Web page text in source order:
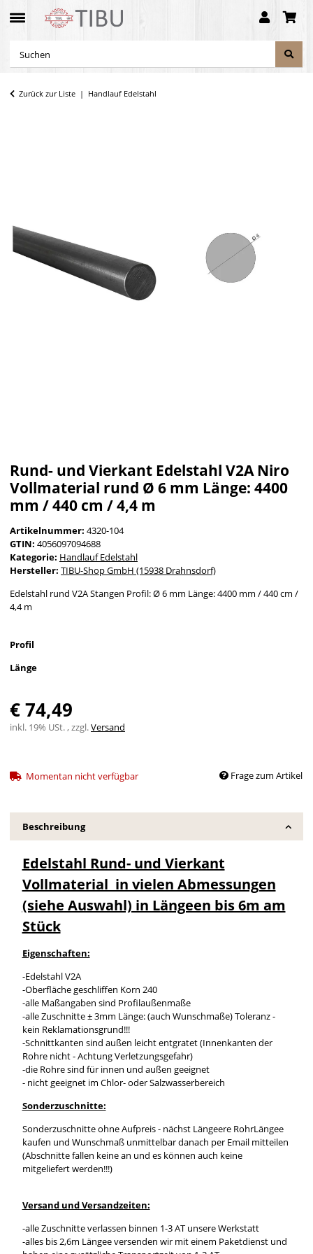
Zurück zur Liste Handlauf Edelstahl
Rund- und Vierkant Edelstahl V2A Niro
Vollmaterial rund Ø 6 mm Länge: 4400
mm / 440 cm / 4,4 m
Artikelnummer: 4320-104
GTIN: 4056097094688
Kategorie: Handlauf Edelstahl
Hersteller: TIBU-Shop GmbH (15938 Drahnsdorf)
Edelstahl rund V2A Stangen Profil: Ø 6 mm Länge: 4400 mm / 440 cm /
4,4 m
Profil
Länge
€ 74,49
inkl. 19% USt. , zzgl.Versand
Momentan nicht verfügbar Frage zum Artikel
Beschreibung
Edelstahl Rund- und Vierkant
Vollmaterial in vielen Abmessungen
(siehe Auswahl) in Längeen bis 6m am
Stück
Eigenschaften:
-Edelstahl V2A
-Oberfläche geschliffen Korn 240
-alle Maßangaben sind Profilaußenmaße
-alle Zuschnitte ± 3mm Länge: (auch Wunschmaße) Toleranz -
kein Reklamationsgrund!!!
-Schnittkanten sind außen leicht entgratet (Innenkanten der
Rohre nicht - Achtung Verletzungsgefahr)
-die Rohre sind für innen und außen geeignet
- nicht geeignet im Chlor- oder Salzwasserbereich
Sonderzuschnitte:
Sonderzuschnitte ohne Aufpreis - nächst Längeere RohrLängee
kaufen und Wunschmaß unmittelbar danach per Email mitteilen
(Abschnitte fallen keine an und es können auch keine
mitgeliefert werden!!!)
Versand und Versandzeiten:
-alle Zuschnitte verlassen binnen 1-3 AT unsere Werkstatt
-alles bis 2,6m Längee versenden wir mit einem Paketdienst und